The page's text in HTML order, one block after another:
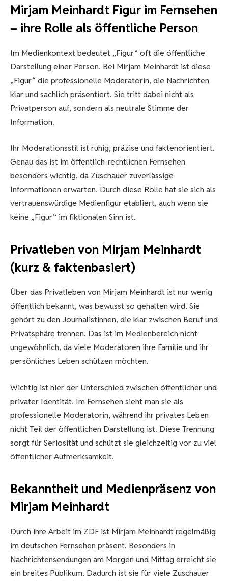
Mirjam Meinhardt Figur im Fernsehen
– ihre Rolle als öffentliche Person
Im Medienkontext bedeutet „Figur“ oft die öffentliche
Darstellung einer Person. Bei Mirjam Meinhardt ist diese
„Figur“ die professionelle Moderatorin, die Nachrichten
klar und sachlich präsentiert. Sie tritt dabei nicht als
Privatperson auf, sondern als neutrale Stimme der
Information.
Ihr Moderationsstil ist ruhig, präzise und faktenorientiert.
Genau das ist im öffentlich-rechtlichen Fernsehen
besonders wichtig, da Zuschauer zuverlässige
Informationen erwarten. Durch diese Rolle hat sie sich als
vertrauenswürdige Medienfigur etabliert, auch wenn sie
keine „Figur“ im fiktionalen Sinn ist.
Privatleben von Mirjam Meinhardt
(kurz & faktenbasiert)
Über das Privatleben von Mirjam Meinhardt ist nur wenig
öffentlich bekannt, was bewusst so gehalten wird. Sie
gehört zu den Journalistinnen, die klar zwischen Beruf und
Privatsphäre trennen. Das ist im Medienbereich nicht
ungewöhnlich, da viele Moderatoren ihre Familie und ihr
persönliches Leben schützen möchten.
Wichtig ist hier der Unterschied zwischen öffentlicher und
privater Identität. Im Fernsehen sieht man sie als
professionelle Moderatorin, während ihr privates Leben
nicht Teil der öffentlichen Darstellung ist. Diese Trennung
sorgt für Seriosität und schützt sie gleichzeitig vor zu viel
öffentlicher Aufmerksamkeit.
Bekanntheit und Medienpräsenz von
Mirjam Meinhardt
Durch ihre Arbeit im ZDF ist Mirjam Meinhardt regelmäßig
im deutschen Fernsehen präsent. Besonders in
Nachrichtensendungen am Morgen und Mittag erreicht sie
ein breites Publikum. Dadurch ist sie für viele Zuschauer